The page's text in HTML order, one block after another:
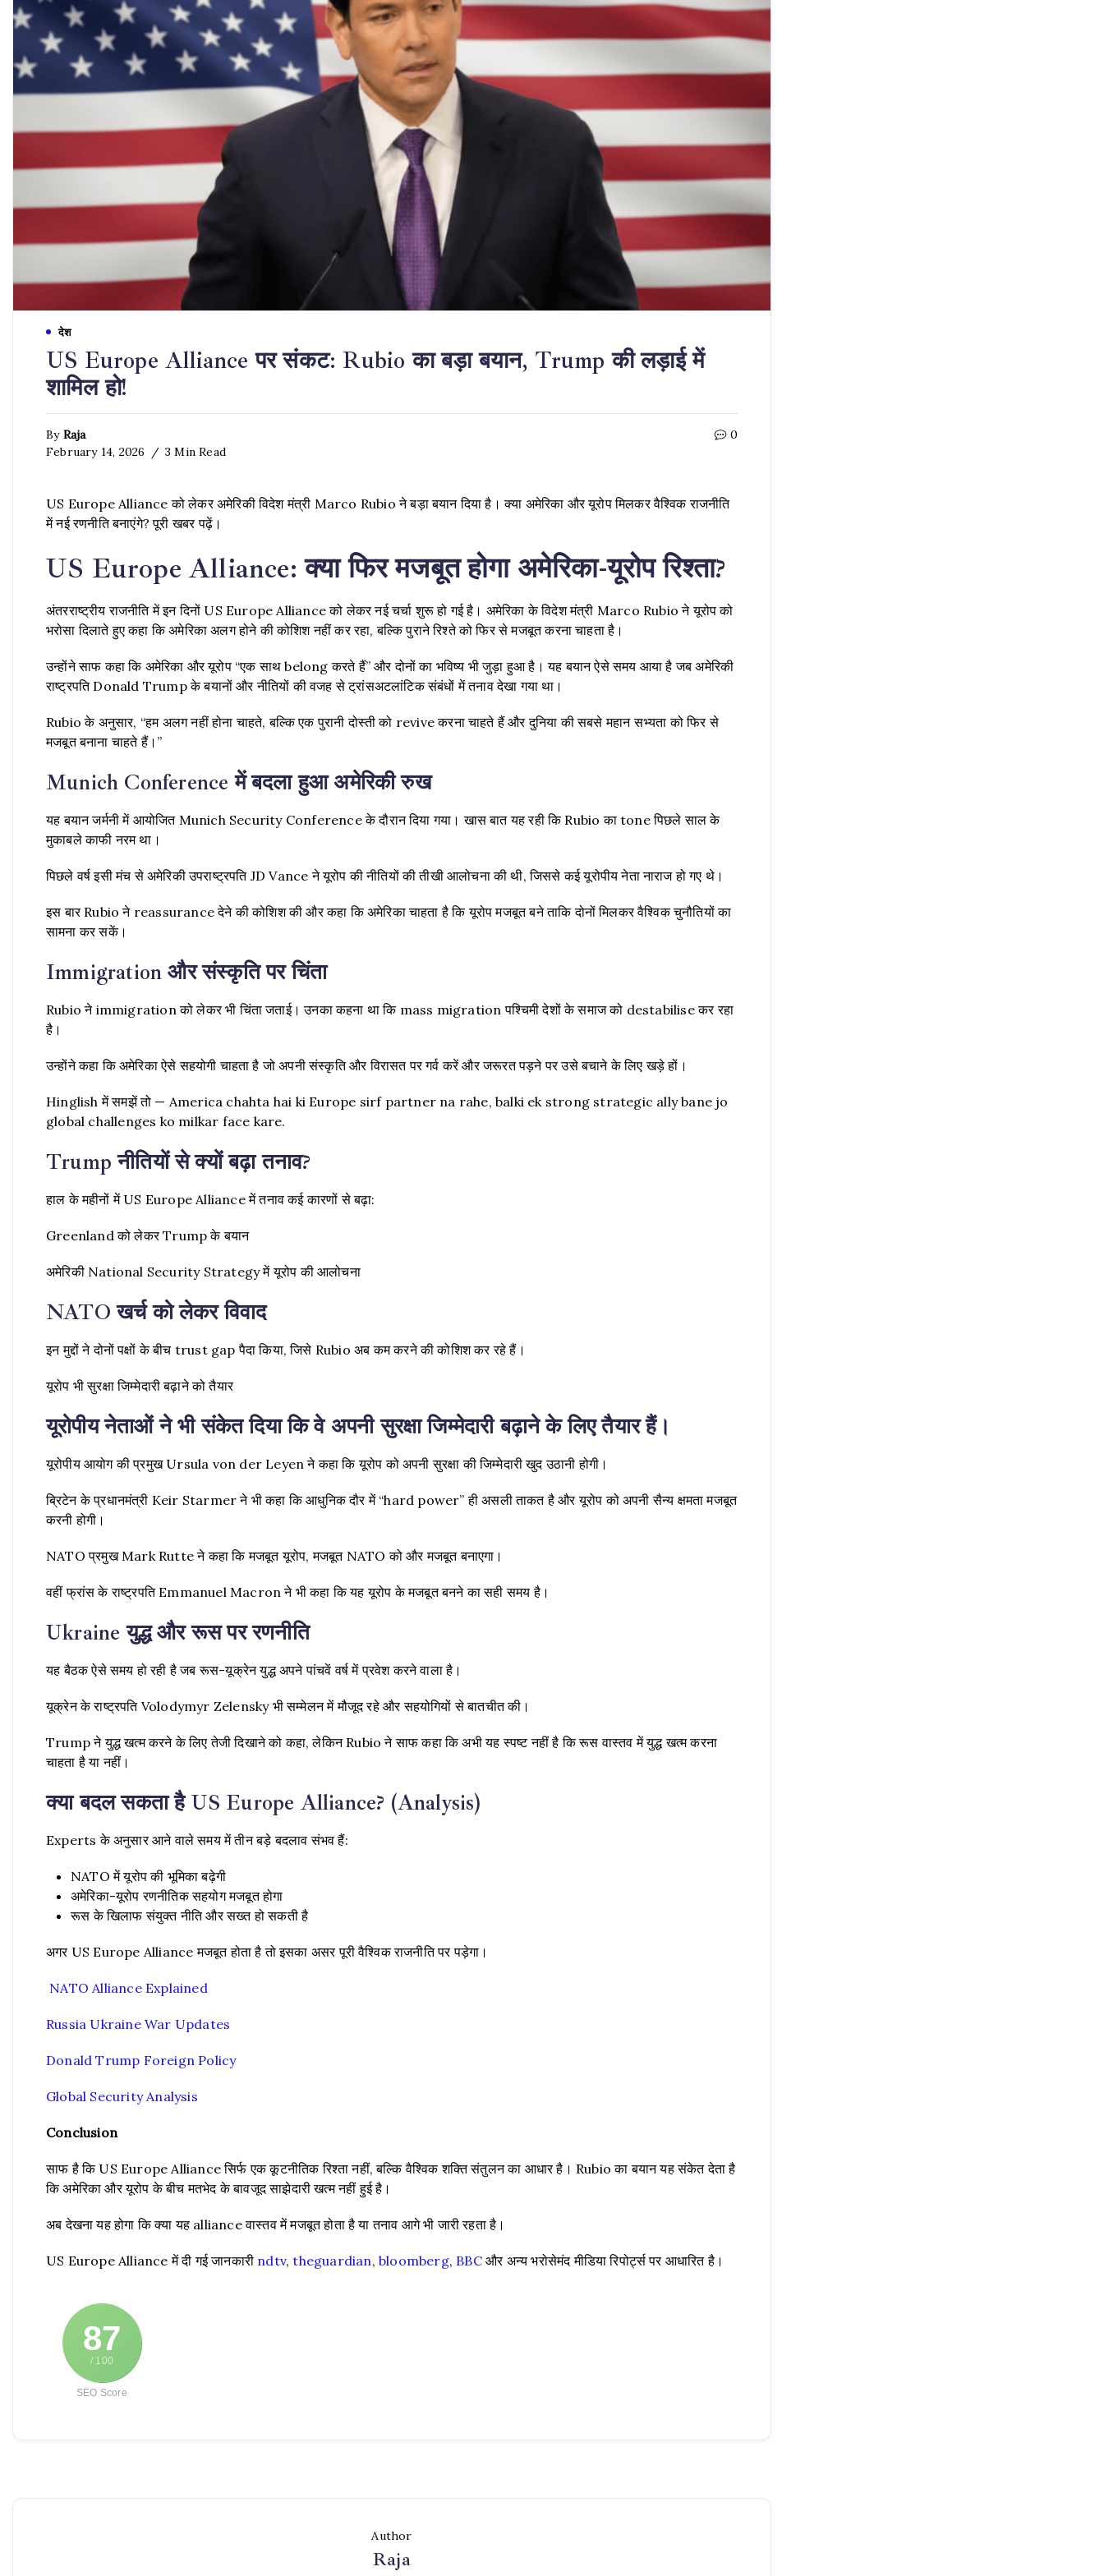
देश
US Europe Alliance पर संकट: Rubio का बड़ा बयान, Trump की लड़ाई में
शामिल हो!
By Raja
February 14, 2026
3 Min Read
0
US Europe Alliance को लेकर अमेरिकी विदेश मंत्री Marco Rubio ने बड़ा बयान दिया है। क्या अमेरिका और यूरोप मिलकर वैश्विक राजनीति
में नई रणनीति बनाएंगे? पूरी खबर पढ़ें।
US Europe Alliance: क्या फिर मजबूत होगा अमेरिका-यूरोप रिश्ता?
अंतरराष्ट्रीय राजनीति में इन दिनों US Europe Alliance को लेकर नई चर्चा शुरू हो गई है। अमेरिका के विदेश मंत्री Marco Rubio ने यूरोप को
भरोसा दिलाते हुए कहा कि अमेरिका अलग होने की कोशिश नहीं कर रहा, बल्कि पुराने रिश्ते को फिर से मजबूत करना चाहता है।
उन्होंने साफ कहा कि अमेरिका और यूरोप “एक साथ belong करते हैं” और दोनों का भविष्य भी जुड़ा हुआ है। यह बयान ऐसे समय आया है जब अमेरिकी
राष्ट्रपति Donald Trump के बयानों और नीतियों की वजह से ट्रांसअटलांटिक संबंधों में तनाव देखा गया था।
Rubio के अनुसार, “हम अलग नहीं होना चाहते, बल्कि एक पुरानी दोस्ती को revive करना चाहते हैं और दुनिया की सबसे महान सभ्यता को फिर से
मजबूत बनाना चाहते हैं।”
Munich Conference में बदला हुआ अमेरिकी रुख
यह बयान जर्मनी में आयोजित Munich Security Conference के दौरान दिया गया। खास बात यह रही कि Rubio का tone पिछले साल के
मुकाबले काफी नरम था।
पिछले वर्ष इसी मंच से अमेरिकी उपराष्ट्रपति JD Vance ने यूरोप की नीतियों की तीखी आलोचना की थी, जिससे कई यूरोपीय नेता नाराज हो गए थे।
इस बार Rubio ने reassurance देने की कोशिश की और कहा कि अमेरिका चाहता है कि यूरोप मजबूत बने ताकि दोनों मिलकर वैश्विक चुनौतियों का
सामना कर सकें।
Immigration और संस्कृति पर चिंता
Rubio ने immigration को लेकर भी चिंता जताई। उनका कहना था कि mass migration पश्चिमी देशों के समाज को destabilise कर रहा
है।
उन्होंने कहा कि अमेरिका ऐसे सहयोगी चाहता है जो अपनी संस्कृति और विरासत पर गर्व करें और जरूरत पड़ने पर उसे बचाने के लिए खड़े हों।
Hinglish में समझें तो — America chahta hai ki Europe sirf partner na rahe, balki ek strong strategic ally bane jo
global challenges ko milkar face kare.
Trump नीतियों से क्यों बढ़ा तनाव?
हाल के महीनों में US Europe Alliance में तनाव कई कारणों से बढ़ा:
Greenland को लेकर Trump के बयान
अमेरिकी National Security Strategy में यूरोप की आलोचना
NATO खर्च को लेकर विवाद
इन मुद्दों ने दोनों पक्षों के बीच trust gap पैदा किया, जिसे Rubio अब कम करने की कोशिश कर रहे हैं।
यूरोप भी सुरक्षा जिम्मेदारी बढ़ाने को तैयार
यूरोपीय नेताओं ने भी संकेत दिया कि वे अपनी सुरक्षा जिम्मेदारी बढ़ाने के लिए तैयार हैं।
यूरोपीय आयोग की प्रमुख Ursula von der Leyen ने कहा कि यूरोप को अपनी सुरक्षा की जिम्मेदारी खुद उठानी होगी।
ब्रिटेन के प्रधानमंत्री Keir Starmer ने भी कहा कि आधुनिक दौर में “hard power” ही असली ताकत है और यूरोप को अपनी सैन्य क्षमता मजबूत
करनी होगी।
NATO प्रमुख Mark Rutte ने कहा कि मजबूत यूरोप, मजबूत NATO को और मजबूत बनाएगा।
वहीं फ्रांस के राष्ट्रपति Emmanuel Macron ने भी कहा कि यह यूरोप के मजबूत बनने का सही समय है।
Ukraine युद्ध और रूस पर रणनीति
यह बैठक ऐसे समय हो रही है जब रूस-यूक्रेन युद्ध अपने पांचवें वर्ष में प्रवेश करने वाला है।
यूक्रेन के राष्ट्रपति Volodymyr Zelensky भी सम्मेलन में मौजूद रहे और सहयोगियों से बातचीत की।
Trump ने युद्ध खत्म करने के लिए तेजी दिखाने को कहा, लेकिन Rubio ने साफ कहा कि अभी यह स्पष्ट नहीं है कि रूस वास्तव में युद्ध खत्म करना
चाहता है या नहीं।
क्या बदल सकता है US Europe Alliance? (Analysis)
Experts के अनुसार आने वाले समय में तीन बड़े बदलाव संभव हैं:
NATO में यूरोप की भूमिका बढ़ेगी
अमेरिका-यूरोप रणनीतिक सहयोग मजबूत होगा
रूस के खिलाफ संयुक्त नीति और सख्त हो सकती है
अगर US Europe Alliance मजबूत होता है तो इसका असर पूरी वैश्विक राजनीति पर पड़ेगा।
NATO Alliance Explained
Russia Ukraine War Updates
Donald Trump Foreign Policy
Global Security Analysis
Conclusion
साफ है कि US Europe Alliance सिर्फ एक कूटनीतिक रिश्ता नहीं, बल्कि वैश्विक शक्ति संतुलन का आधार है। Rubio का बयान यह संकेत देता है
कि अमेरिका और यूरोप के बीच मतभेद के बावजूद साझेदारी खत्म नहीं हुई है।
अब देखना यह होगा कि क्या यह alliance वास्तव में मजबूत होता है या तनाव आगे भी जारी रहता है।
US Europe Alliance में दी गई जानकारी ndtv,theguardian,bloomberg, BBCऔर अन्य भरोसेमंद मीडिया रिपोर्ट्स पर आधारित है।
87
/ 100
SEO Score
Author
Raja